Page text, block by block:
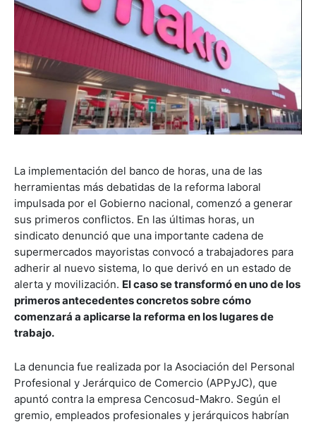
La implementación del banco de horas, una de las
herramientas más debatidas de la reforma laboral
impulsada por el Gobierno nacional, comenzó a generar
sus primeros conflictos. En las últimas horas, un
sindicato denunció que una importante cadena de
supermercados mayoristas convocó a trabajadores para
adherir al nuevo sistema, lo que derivó en un estado de
alerta y movilización. El caso se transformó en uno de los
primeros antecedentes concretos sobre cómo
comenzará a aplicarse la reforma en los lugares de
trabajo.
La denuncia fue realizada por la Asociación del Personal
Profesional y Jerárquico de Comercio (APPyJC), que
apuntó contra la empresa Cencosud-Makro. Según el
gremio, empleados profesionales y jerárquicos habrían